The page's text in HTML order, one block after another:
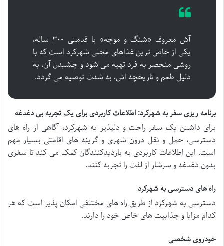
آش معروف «شنگ و موچه» با قدمتی ۳۰۰ ساله،
یکی از خاص ترین غذاهای محلی شهرکرد است که با
روشی منحصر به فرد تهیه می شود و چشیدن آن، به
دلیل طعم و تاریخچه اش، به شدت توصیه می گردد.
برنامه ریزی سفر به شهرکرد: اطلاعات کاربردی برای یک تجربه بی دغدغه
برای داشتن یک سفر راحت و دلپذیر به شهرکرد، آگاهی از راه های
دسترسی، حمل و نقل درون شهری و گزینه های اقامتی بسیار مهم
است. این اطلاعات کاربردی به بازدیدکنندگان کمک می کند تا سفری
بدون دغدغه و سرشار از لذت را تجربه کنند.
راه های دسترسی به شهرکرد
دسترسی به شهرکرد از طریق راه های مختلفی امکان پذیر است که هر
کدام مزایا و جذابیت های خاص خود را دارند.
خودروی شخصی